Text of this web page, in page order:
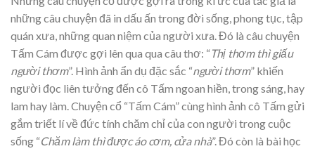
những câu chuyện đã in dấu ấn trong đời sống, phong tục, tập
quán xưa, những quan niệm của người xưa. Đó là câu chuyện
Tấm Cám được gợi lên qua qua câu thơ: “Thị thơm thì giấu
người thơm”. Hình ảnh ẩn dụ đặc sắc “người thơm” khiến
người đọc liên tưởng đến cô Tấm ngoan hiền, trong sáng, hay
lam hay làm. Chuyện cổ “Tấm Cám” cùng hình ảnh cô Tấm gửi
gắm triết lí về đức tính chăm chỉ của con người trong cuộc
sống “Chăm làm thì được áo cơm, cửa nhà”. Đó còn là bài học